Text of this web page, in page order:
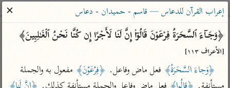
ساهم معنا في نشر القرآن والعلم الشرعي
الباحث القرآني
بحث تفسير
إعراب القرآن للدعاس — قاسم - حميدان - دعاس
✕
﴿وَجَاۤءَ ٱلسَّحَرَةُ فِرۡعَوۡنَ قَالُوۤا۟ إِنَّ لَنَا لَأَجۡرًا إِن كُنَّا نَحۡنُ ٱلۡغَـٰلِبِینَ﴾
[الأعراف ١١٣]
﴿وَجاءَ السَّحَرَةُ﴾ فعل ماض وفاعل. ﴿فِرْعَوْنَ﴾